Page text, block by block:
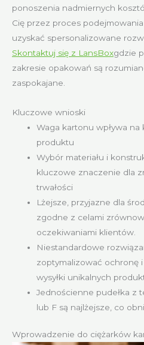
ponoszenia nadmiernych
Cię przez proces
uzyskać spersonalizowane
Skontaktuj się z LansBoxgdzie
zakresie opakowań są
zaspokajane.
Kluczowe wnioski
Waga kartonu wpływa na
produktu
Wybór materiału i
kluczowe znaczenie dla
trwałości
Lżejsze, przyjazne dla
zgodne z celami
oczekiwaniami klientów.
Niestandardowe
zoptymalizować ochronę
wysyłki unikalnych
Jednościenne pudełka z
lub F są najlżejsze, co
Wprowadzenie do ciężarków